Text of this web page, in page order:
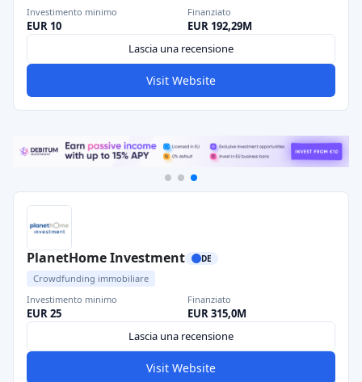
Investimento minimo
EUR 10
Finanziato
EUR 192,29M
Lascia una recensione
Visit Website
PlanetHome Investment DE
Crowdfunding immobiliare
Investimento minimo
EUR 25
Finanziato
EUR 315,0M
Lascia una recensione
Visit Website